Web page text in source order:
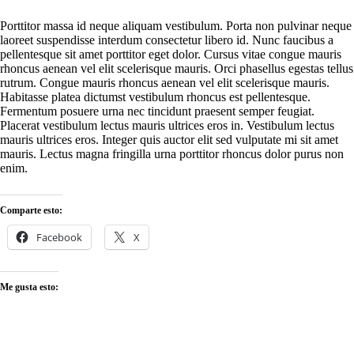
Porttitor massa id neque aliquam vestibulum. Porta non pulvinar neque
laoreet suspendisse interdum consectetur libero id. Nunc faucibus a
pellentesque sit amet porttitor eget dolor. Cursus vitae congue mauris
rhoncus aenean vel elit scelerisque mauris. Orci phasellus egestas tellus
rutrum. Congue mauris rhoncus aenean vel elit scelerisque mauris.
Habitasse platea dictumst vestibulum rhoncus est pellentesque.
Fermentum posuere urna nec tincidunt praesent semper feugiat.
Placerat vestibulum lectus mauris ultrices eros in. Vestibulum lectus
mauris ultrices eros. Integer quis auctor elit sed vulputate mi sit amet
mauris. Lectus magna fringilla urna porttitor rhoncus dolor purus non
enim.
Comparte esto:
Facebook X
Me gusta esto: